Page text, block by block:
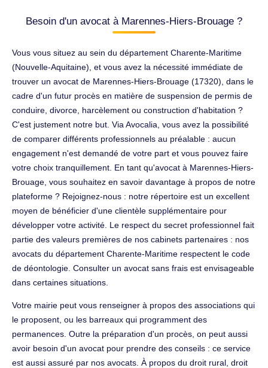
Besoin d'un avocat à Marennes-Hiers-Brouage ?
Vous vous situez au sein du département Charente-Maritime
(Nouvelle-Aquitaine), et vous avez la nécessité immédiate de
trouver un avocat de Marennes-Hiers-Brouage (17320), dans le
cadre d'un futur procès en matière de suspension de permis de
conduire, divorce, harcèlement ou construction d'habitation ?
C'est justement notre but. Via Avocalia, vous avez la possibilité
de comparer différents professionnels au préalable : aucun
engagement n'est demandé de votre part et vous pouvez faire
votre choix tranquillement. En tant qu'avocat à Marennes-Hiers-
Brouage, vous souhaitez en savoir davantage à propos de notre
plateforme ? Rejoignez-nous : notre répertoire est un excellent
moyen de bénéficier d'une clientèle supplémentaire pour
développer votre activité. Le respect du secret professionnel fait
partie des valeurs premières de nos cabinets partenaires : nos
avocats du département Charente-Maritime respectent le code
de déontologie. Consulter un avocat sans frais est envisageable
dans certaines situations.
Votre mairie peut vous renseigner à propos des associations qui
le proposent, ou les barreaux qui programment des
permanences. Outre la préparation d'un procès, on peut aussi
avoir besoin d'un avocat pour prendre des conseils : ce service
est aussi assuré par nos avocats. À propos du droit rural, droit